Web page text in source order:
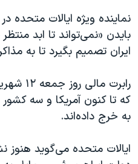
آرشیو پخش زنده
مجموعه مستندهای دادخواهی
تریبونال مردمی آبان ۹۸
چهل سال گروگان‌گیری
قانون شفافیت دارائی کادر
اسرائیل در جنگ
نماینده ویژه ایالات متحده
بایدن «نمی‌تواند تا ابد
ایران تصمیم بگیرد تا به
رابرت
که تا کنون آمریکا و سه
به خرج داده‌اند.
ایالات متحده می‌گوید هنوز